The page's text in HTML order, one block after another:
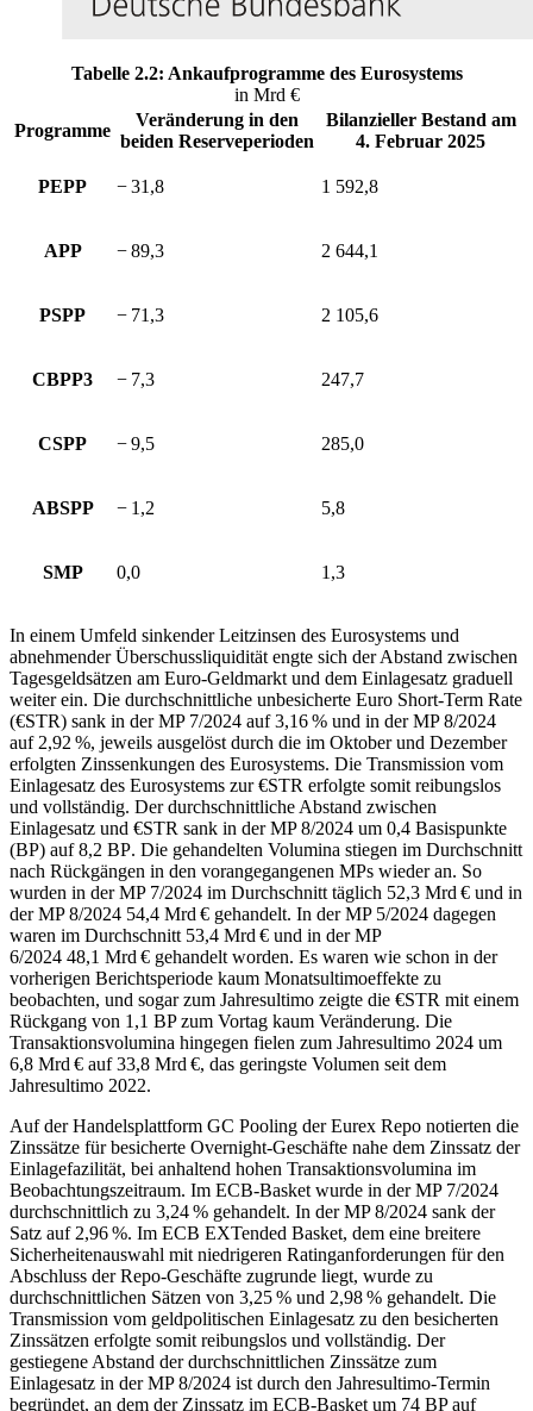
Tabelle 2.2: Ankaufprogramme des Eurosystems
in Mrd €
Programme
Veränderung in den
beiden Reserveperioden
Bilanzieller Bestand am
4. Februar 2025
PEPP − 31,8 1 592,8
APP − 89,3 2 644,1
PSPP − 71,3 2 105,6
CBPP3 − 7,3 247,7
CSPP − 9,5 285,0
ABSPP − 1,2 5,8
SMP 0,0 1,3
In einem Umfeld sinkender Leitzinsen des Eurosystems und
abnehmender Überschussliquidität engte sich der Abstand zwischen
Tagesgeldsätzen am Euro-Geldmarkt und dem Einlagesatz graduell
weiter ein. Die durchschnittliche unbesicherte Euro Short-Term Rate
(€STR) sank in derMP7/2024 auf 3,16 % und in derMP8/2024
auf 2,92 %, jeweils ausgelöst durch die im Oktober und Dezember
erfolgten Zinssenkungen des Eurosystems. Die Transmission vom
Einlagesatz des Eurosystems zur€STR erfolgte somit reibungslos
und vollständig. Der durchschnittliche Abstand zwischen
Einlagesatz und €STR sank in derMP8/2024 um 0,4 Basispunkte
(BP) auf 8,2 BP. Die gehandelten Volumina stiegen im Durchschnitt
nach Rückgängen in den vorangegangenen MPs wieder an. So
wurden in derMP7/2024 im Durchschnitt täglich 52,3 Mrd € und in
derMP8/2024 54,4 Mrd € gehandelt. In derMP5/2024 dagegen
waren im Durchschnitt 53,4 Mrd € und in derMP
6/2024 48,1 Mrd € gehandelt worden. Es waren wie schon in der
vorherigen Berichtsperiode kaum Monatsultimoeffekte zu
beobachten, und sogar zum Jahresultimo zeigte die €STR mit einem
Rückgang von 1,1 BPzum Vortag kaum Veränderung. Die
Transaktionsvolumina hingegen fielen zum Jahresultimo 2024 um
6,8 Mrd € auf 33,8 Mrd €, das geringste Volumen seit dem
Jahresultimo 2022.
Auf der Handelsplattform GC Pooling der Eurex Repo notierten die
Zinssätze für besicherte Overnight-Geschäfte nahe dem Zinssatz der
Einlagefazilität, bei anhaltend hohen Transaktionsvolumina im
Beobachtungszeitraum. Im ECB-Basket wurde in derMP7/2024
durchschnittlich zu 3,24 % gehandelt. In derMP8/2024 sank der
Satz auf 2,96 %. Im ECB EXTended Basket, dem eine breitere
Sicherheitenauswahl mit niedrigeren Ratinganforderungen für den
Abschluss der Repo-Geschäfte zugrunde liegt, wurde zu
durchschnittlichen Sätzen von 3,25 % und 2,98 % gehandelt. Die
Transmission vom geldpolitischen Einlagesatz zu den besicherten
Zinssätzen erfolgte somit reibungslos und vollständig. Der
gestiegene Abstand der durchschnittlichen Zinssätze zum
Einlagesatz in derMP8/2024 ist durch den Jahresultimo-Termin
begründet, an dem der Zinssatz im ECB-Basket um 74 BPauf